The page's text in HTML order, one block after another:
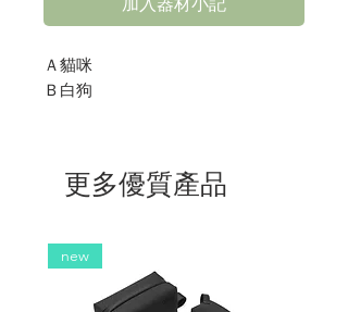
Ａ貓咪
Ｂ白狗
更多優質產品
new